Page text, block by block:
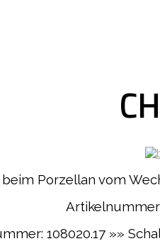
beim Porzellan vom
108020.17 »»